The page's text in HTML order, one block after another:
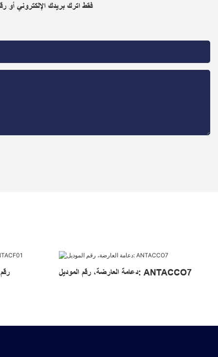
فقط اترك بريدك الإلكتروني
دعامة العارضة، رقم الموديل: ANTACCO7